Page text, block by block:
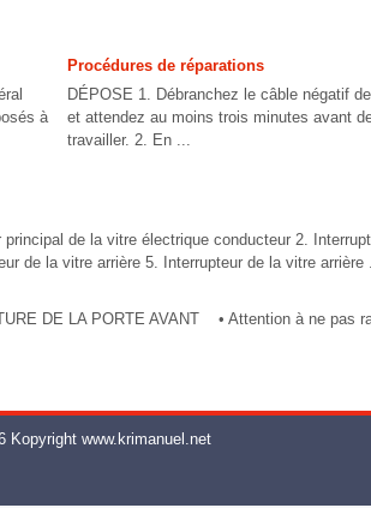
à
Procédures de réparations
DÉPOSE 1. Débranchez le câble négatif
et attendez au moins trois minutes avant
travailler. 2. En ...
de la vitre électrique conducteur 2.
de la vitre arrière 5. Interrupteur de la vitre arrière
DE LA PORTE AVANT • Attention à ne pas
Kopyright www.krimanuel.net